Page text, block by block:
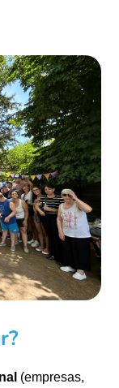
(empresas,